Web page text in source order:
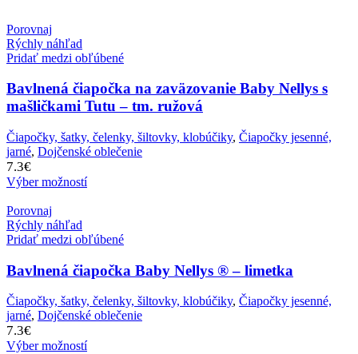
Porovnaj
Rýchly náhľad
Pridať medzi obľúbené
Bavlnená čiapočka na zaväzovanie Baby Nellys s
mašličkami Tutu – tm. ružová
Čiapočky, šatky, čelenky, šiltovky, klobúčiky, Čiapočky jesenné,
jarné, Dojčenské oblečenie
7.3€
Výber možností
Porovnaj
Rýchly náhľad
Pridať medzi obľúbené
Bavlnená čiapočka Baby Nellys ® – limetka
Čiapočky, šatky, čelenky, šiltovky, klobúčiky, Čiapočky jesenné,
jarné, Dojčenské oblečenie
7.3€
Výber možností